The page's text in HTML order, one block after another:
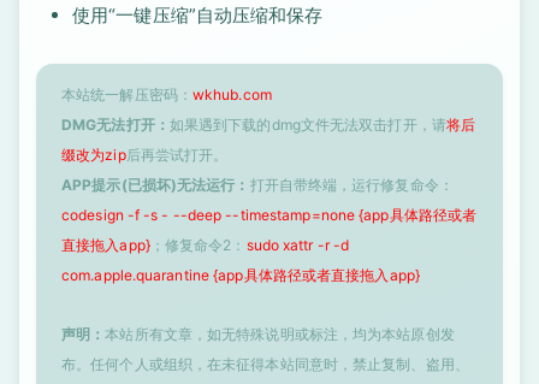
使用“一键压缩”自动压缩和保存
本站统一解压密码： wkhub.com
DMG无法打开： 如果遇到下载的dmg文件无法双击打开，请将后
缀改为zip后再尝试打开。
APP提示(已损坏)无法运行： 打开自带终端，运行修复命令：
codesign -f -s - --deep --timestamp=none {app具体路径或者
直接拖入app}；修复命令2： sudo xattr -r -d
com.apple.quarantine {app具体路径或者直接拖入app}
声明：本站所有文章，如无特殊说明或标注，均为本站原创发
布。任何个人或组织，在未征得本站同意时，禁止复制、盗用、